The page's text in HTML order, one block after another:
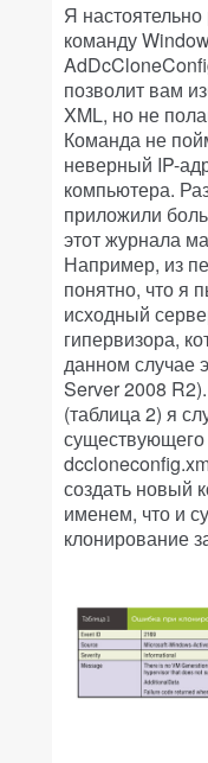
Я
команду
позволит вам
XML, но не
Команда не
неверный IP-
компьютера.
приложили
этот журнала
Например, из
понятно, что я
исходный
гипервизора,
данном случае
Server 2008
(таблица 2) я
создать новый
именем, что и
клонирование